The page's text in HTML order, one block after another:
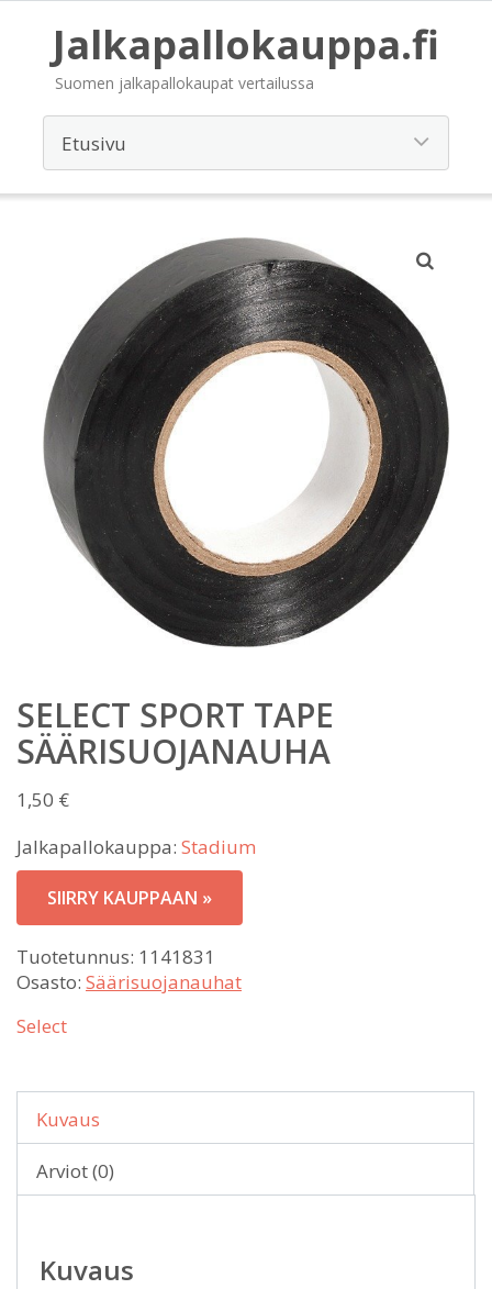
Jalkapallokauppa.fi
Suomen jalkapallokaupat vertailussa
SELECT SPORT TAPE
SÄÄRISUOJANAUHA
1,50 €
Jalkapallokauppa: Stadium
SIIRRY KAUPPAAN »
Tuotetunnus: 1141831
Osasto: Säärisuojanauhat
Select
Kuvaus
Arviot (0)
Kuvaus